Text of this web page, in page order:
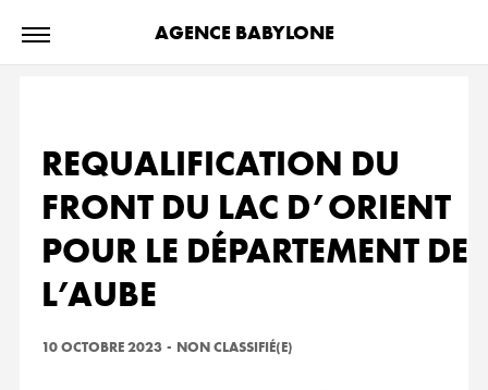
AGENCE BABYLONE
REQUALIFICATION DU
FRONT DU LAC D’ORIENT
POUR LE DÉPARTEMENT DE
L’AUBE
10 OCTOBRE 2023 - NON CLASSIFIÉ(E)